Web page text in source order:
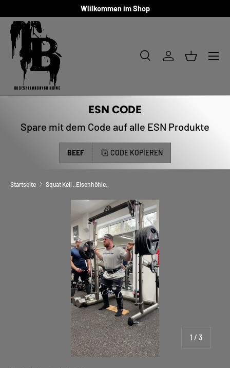
DIREKT ZUM INHALT
Wlilkommen im Shop
Suchen
Art
SucheEinloggen
Menü
ESN CODE
Spare mit dem Code auf alle ESN Produkte
BEEF CODE KOPIEREN
Startseite Squat Keil ,,Eisenhöhle,,
1 / von
3